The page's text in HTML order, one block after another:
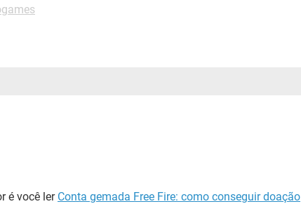
é você ler Conta gemada Free Fire: como conseguir doação